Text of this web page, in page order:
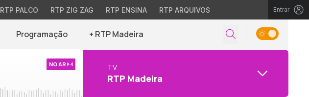
RTP PALCO RTP ZIG ZAG RTP ENSINA RTP ARQUIVOS Entrar
Programação + RTP Madeira
NO AR TV
RTP Madeira